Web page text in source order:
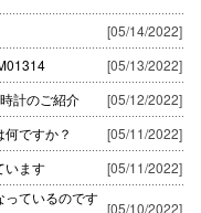
[05/14/2022]
[05/13/2022]
計のご紹介
[05/12/2022]
ですか？
[05/11/2022]
います
[05/11/2022]
っているのです
[05/10/2022]